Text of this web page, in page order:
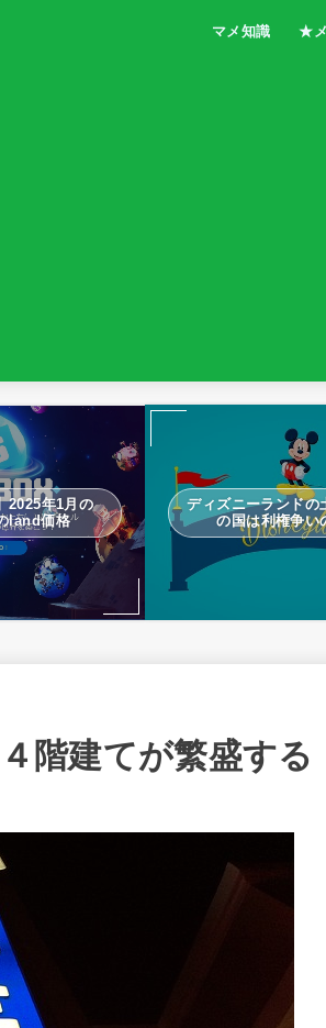
マメ知識 ★メ
2025年1月の
land価格
ディズニーランドの
の国は利権争い
階建てが繁盛する